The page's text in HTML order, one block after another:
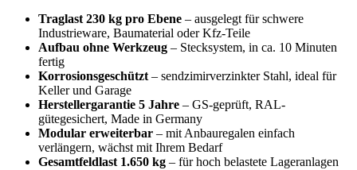
Traglast 230 kg pro Ebene – ausgelegt für schwere
Industrieware, Baumaterial oder Kfz-Teile
Aufbau ohne Werkzeug – Stecksystem, in ca. 10 Minuten
fertig
Korrosionsgeschützt– sendzimirverzinkter Stahl, ideal für
Keller und Garage
Herstellergarantie 5 Jahre – GS-geprüft, RAL-
gütegesichert, Made in Germany
Modular erweiterbar – mit Anbauregalen einfach
verlängern, wächst mit Ihrem Bedarf
Gesamtfeldlast 1.650 kg – für hoch belastete Lageranlagen